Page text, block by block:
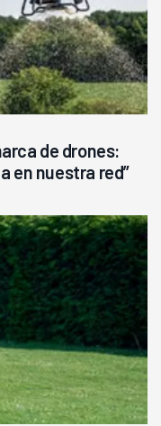
de drones:
en nuestra red”